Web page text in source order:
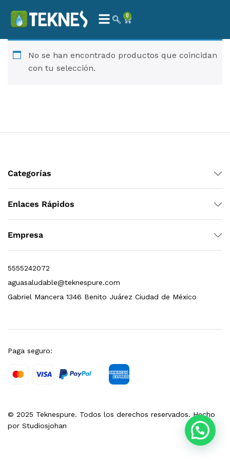
0
No se han encontrado productos que coincidan
con tu selección.
Categorías
Enlaces Rápidos
Empresa
5555242072
aguasaludable@teknespure.com
Gabriel Mancera 1346 Benito Juárez Ciudad de México
© 2025 Teknespure. Todos los derechos reservados. Hecho
por Studiosjohan
Paga seguro:
– Máxima Calidad En Filtración
al carrito